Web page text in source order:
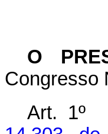
O
Congresso
Art. 1º